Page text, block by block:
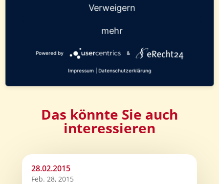
0 Kommentare
Das könnte Sie auch
interessieren
28.02.2015
Feb. 28, 2015
Verweigern
mehr
Powered by &
Impressum Datenschutzerklärung